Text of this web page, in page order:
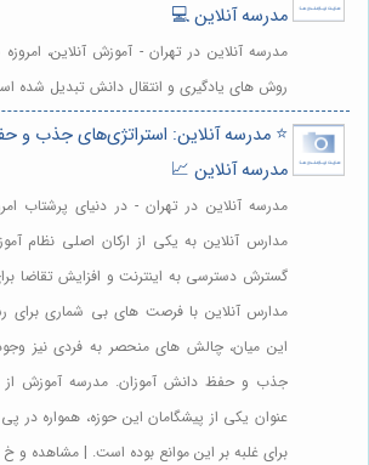
مدرسه آنلاین 💻
مدرسه آنلاین در تهران - آموزش آنلاین،
روش های یادگیری و انتقال دانش تبدیل شده
⭐️ مدرسه آنلاین: استراتژی‌های جذب و
مدرسه آنلاین 📈
مدرسه آنلاین در تهران - در دنیای پرشتاب
مدارس آنلاین به یکی از ارکان اصلی نظام
گسترش دسترسی به اینترنت و افزایش تقاضا
مدارس آنلاین با فرصت های بی شماری برای
این میان، چالش های منحصر به فردی نیز وجود
جذب و حفظ دانش آموزان. مدرسه آموزش از
عنوان یکی از پیشگامان این حوزه، همواره در پی
برای غلبه بر این موانع بوده است. | مشاهده و خ